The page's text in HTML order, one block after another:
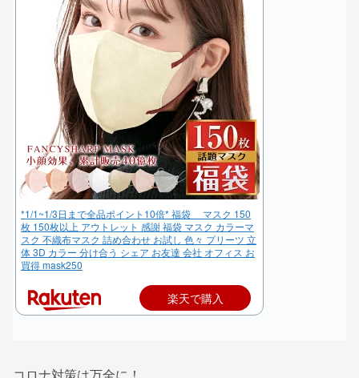
*1/1~1/3日まで全品ポイント10倍* 福袋 マスク 150
枚 150枚以上 アウトレット 感謝 福袋 マスク カラーマ
スク 不織布マスク 詰め合わせ お試し 色々 プリーツ 立
体 3D カラー 分け合う シェア お友達 会社 オフィス お
買得 mask250
楽天で購入
コロナ対策は万全に！